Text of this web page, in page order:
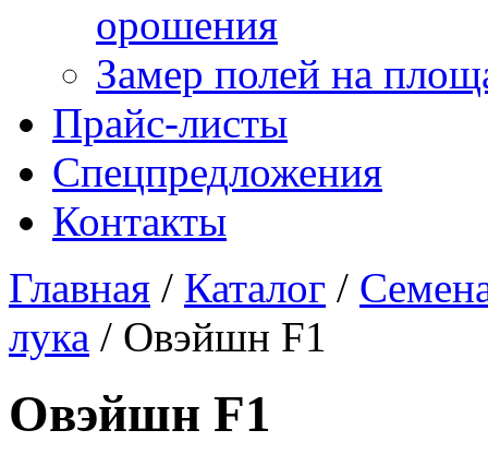
орошения
Замер полей на
Прайс-листы
Спецпредложения
Контакты
Главная / Каталог /
лука / Овэйшн F1
Овэйшн F1